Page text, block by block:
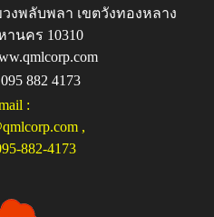
งพลับพลา เขตวังทองหลาง
านคร 10310
882 4173
:
,
882-4173